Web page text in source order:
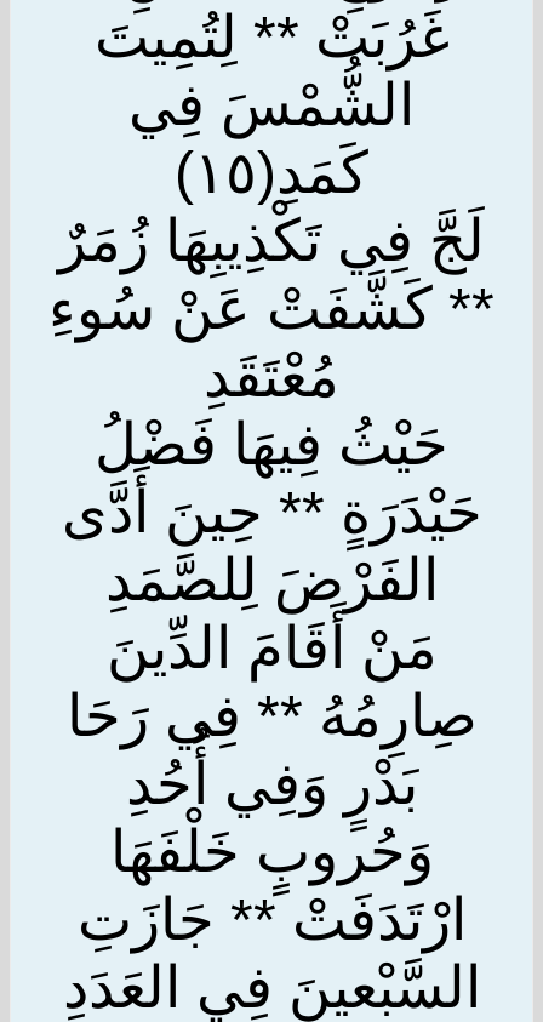
غَرُبَتْ ** لِتُمِيتَ
الشُّمْسَ فِي
كَمَدِ(١٥)
لَجَّ فِي تَكْذِيبِهَا زُمَرٌ
** كَشَّفَتْ عَنْ سُوءِ
مُعْتَقَدِ
حَيْثُ فِيهَا فَضْلُ
حَيْدَرَةٍ ** حِينَ أَدَّى
الفَرْضَ لِلصَّمَدِ
مَنْ أَقَامَ الدِّينَ
صِارِمُهُ ** فِي رَحَا
بَدْرٍ وَفِي أُحُدِ
وَحُروبٍ خَلْفَهَا
ارْتَدَفَتْ ** جَازَتِ
السَّبْعينَ فِي العَدَدِ